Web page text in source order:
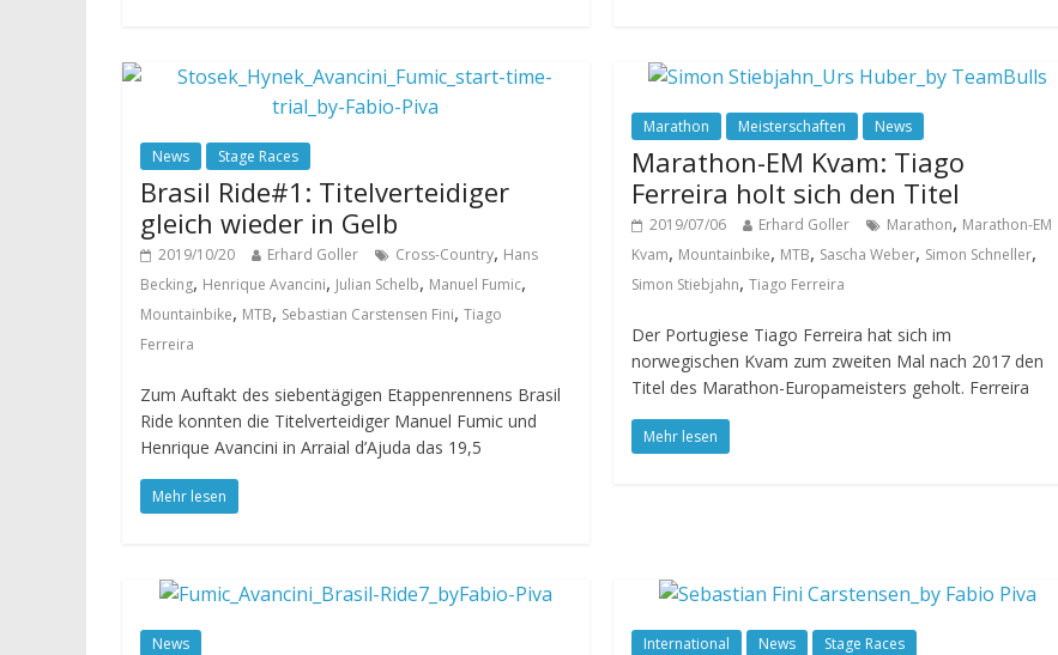
News Stage Races
Brasil Ride#1: Titelverteidiger
gleich wieder in Gelb
2019/10/20 Erhard Goller Cross-Country, Hans
Becking, Henrique Avancini, Julian Schelb, Manuel Fumic,
Mountainbike, MTB, Sebastian Carstensen Fini, Tiago
Ferreira
Zum Auftakt des siebentägigen Etappenrennens Brasil
Ride konnten die Titelverteidiger Manuel Fumic und
Henrique Avancini in Arraial d’Ajuda das 19,5
Mehr lesen
Marathon Meisterschaften News
Marathon-EM Kvam: Tiago
Ferreira holt sich den Titel
2019/07/06 Erhard Goller Marathon, Marathon-EM
Kvam, Mountainbike, MTB, Sascha Weber, Simon Schneller,
Simon Stiebjahn,Tiago Ferreira
Der Portugiese Tiago Ferreira hat sich im
norwegischen Kvam zum zweiten Mal nach 2017 den
Titel des Marathon-Europameisters geholt. Ferreira
Mehr lesen
News International News Stage Races